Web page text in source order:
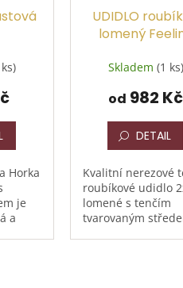
Horka
je
a
UDIDLO
lomený
Skladem (1 ks)
od 982 Kč
DETAIL
Kvalitní nerezové
roubíkové udidlo
lomené s tenčím
tvarovaným